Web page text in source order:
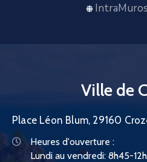
Ville de
Place Léon Blum, 29160
Heures d'ouverture :
Lundi au vendredi: 8h45-